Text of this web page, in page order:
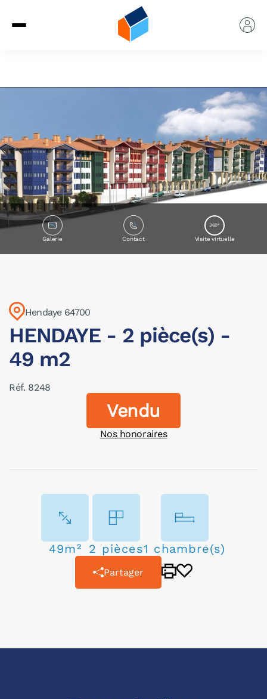
Galerie Contact
360°
Visite virtuelle
Hendaye 64700
HENDAYE - 2 pièce(s) -
49 m2
Réf. 8248
Vendu
Nos honoraires
49m² 2 pièces1 chambre(s)
Partager